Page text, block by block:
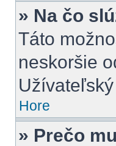
» Na čo
Táto
neskoršie
Hore
» Prečo